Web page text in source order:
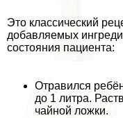
Это классический
добавляемых
состояния пациента:
Отравился
до 1 литра.
чайной ложки.